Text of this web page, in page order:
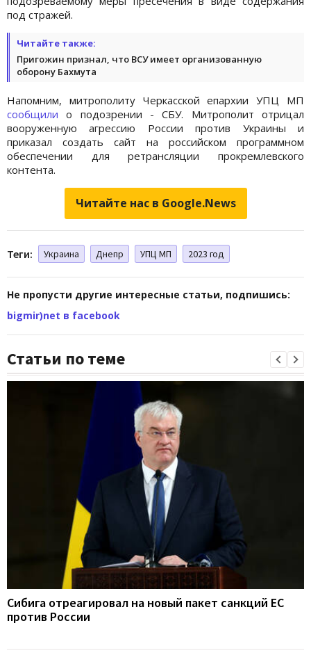
под стражей.
Читайте также:
Пригожин признал, что ВСУ имеет организованную
оборону Бахмута
Напомним, митрополиту Черкасской епархии УПЦ МП
сообщили о подозрении - СБУ. Митрополит отрицал
вооруженную агрессию России против Украины и
приказал создать сайт на российском программном
обеспечении для ретрансляции прокремлевского
контента.
Читайте нас в Google.News
Теги: Украина Днепр УПЦ МП 2023 год
Не пропусти другие интересные статьи, подпишись:
bigmir)net в facebook
Статьи по теме
Сибига отреагировал на новый пакет санкций ЕС
против России